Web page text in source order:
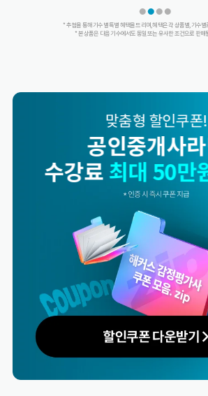
* 추첨을 통해 기수별 특별 혜택을 드리며, 혜택은 각 상품별, 기수별
* 본 상품은 다음 기수에서도 동일 또는 유사한 조건으로 판매
맞춤형 할인쿠폰!
해커스 합격률 소
수강료 최대 50만